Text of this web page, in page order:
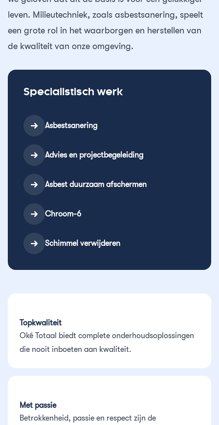
Chroom-6
Trappenhuisreiniging
Ontruimingen
leven. Milieutechniek, zoals asbestsanering, speelt
een grote rol in het waarborgen en herstellen van
de kwaliteit van onze omgeving.
Specialistisch werk
Asbestsanering
Advies en projectbegeleiding
Asbest duurzaam afschermen
Chroom-6
Schimmel verwijderen
Topkwaliteit
Oké Totaal biedt complete onderhoudsoplossingen
die nooit inboeten aan kwaliteit.
Met passie
Betrokkenheid, passie en respect zijn de